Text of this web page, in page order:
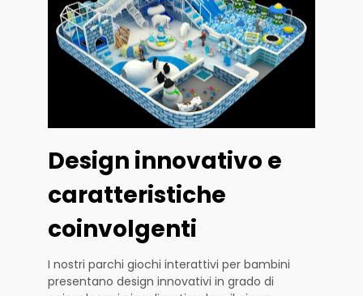
Design innovativo e
caratteristiche
coinvolgenti
I nostri parchi giochi interattivi per bambini
presentano design innovativi in grado di